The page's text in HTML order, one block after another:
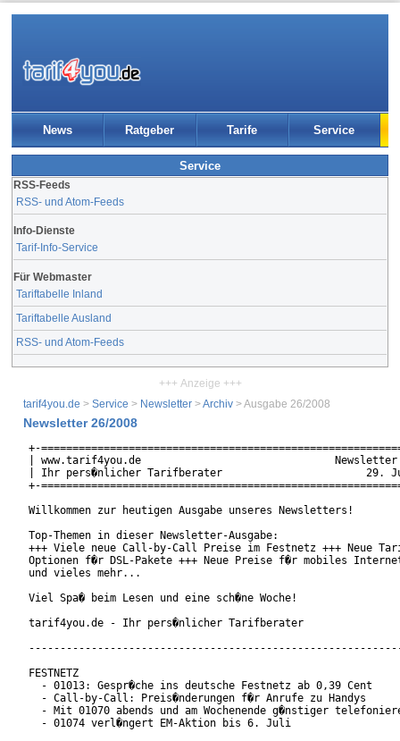
News Ratgeber Tarife Service
Service
RSS-Feeds
RSS- und Atom-Feeds
Info-Dienste
Tarif-Info-Service
Für Webmaster
Tariftabelle Inland
Tariftabelle Ausland
RSS- und Atom-Feeds
+++ Anzeige +++
tarif4you.de > Service > Newsletter >Archiv > Ausgabe 26/2008
Newsletter 26/2008
+-
| www.tarif4you.de                               Newsletter
| Ihr pers�nlicher Tarifberater                       29.
+-
Willkommen zur heutigen Ausgabe unseres Newsletters!
Top-Themen in dieser Newsletter-Ausgabe:
+++ Viele neue Call-by-Call Preise im Festnetz +++ Neue
Optionen f�r DSL-Pakete +++ Neue Preise f�r mobiles
und vieles mehr...
Viel Spa� beim Lesen und eine sch�ne Woche!
tarif4you.de - Ihr pers�nlicher Tarifberater
FESTNETZ
  - 01013: Gespr�che ins deutsche Festnetz ab 0,39 Cent
  - Call-by-Call: Preis�nderungen f�r Anrufe zu Handys
- Mit 01070 abends und am Wochenende g�nstiger
  - 01074 verl�ngert EM-Aktion bis 6. Juli